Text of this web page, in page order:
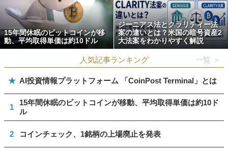
15年間休眠のビットコインが移
動、平均取得単価は約10ドル
ジーニアス法とクラリティー法
案の違いとは？米国の暗号資産2
大法案をわかりやすく解説
人気記事ランキング 一覧 ＞
★ AI投資情報プラットフォーム 「CoinPost Terminal」とは
1
15年間休眠のビットコインが移動、平均取得単価は約10ド
ル
2 コインチェック、1銘柄の上場廃止を発表